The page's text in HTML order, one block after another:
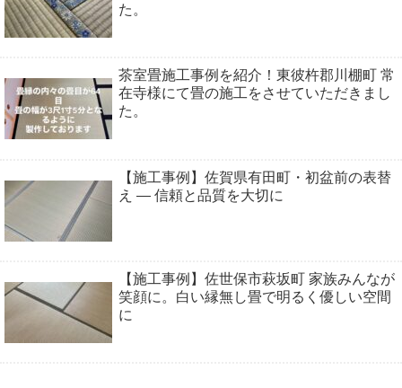
た。
茶室畳施工事例を紹介！東彼杵郡川棚町 常
在寺様にて畳の施工をさせていただきまし
た。
【施工事例】佐賀県有田町・初盆前の表替
え ― 信頼と品質を大切に
【施工事例】佐世保市萩坂町 家族みんなが
笑顔に。白い縁無し畳で明るく優しい空間
に